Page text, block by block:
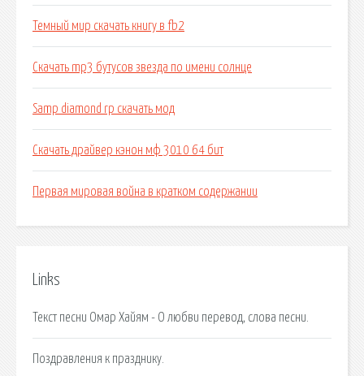
Темный мир скачать книгу в fb2
Скачать mp3 бутусов звезда по имени солнце
Samp diamond rp скачать мод
Скачать драйвер кэнон мф 3010 64 бит
Первая мировая война в кратком содержании
Links
Текст песни Омар Хайям - О любви перевод, слова песни.
Поздравления к празднику.